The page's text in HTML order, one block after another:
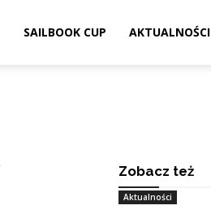
SAILBOOK CUP AKTUALNOŚCI
Zobacz też
Aktualności